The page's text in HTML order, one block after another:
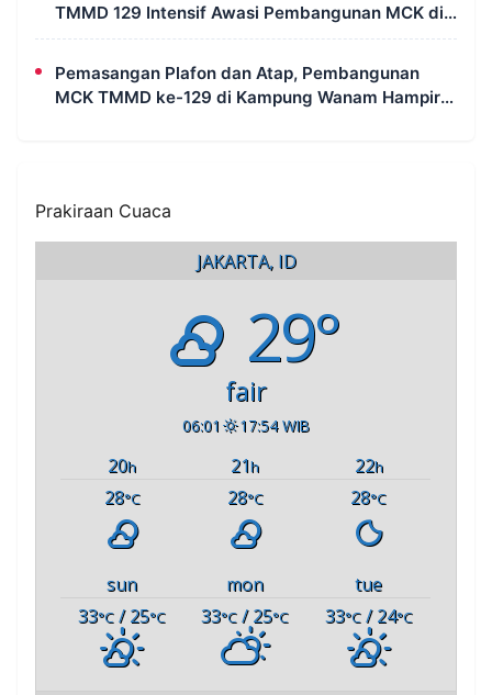
TMMD 129 Intensif Awasi Pembangunan MCK di
Wanam
Pemasangan Plafon dan Atap, Pembangunan
MCK TMMD ke-129 di Kampung Wanam Hampir
Prakiraan Cuaca
JAKARTA, ID
29°
fair
06:01 17:54 WIB
20h 21h 22h
28°C 28°C 28°C
sun mon
tue
33°C / 25°C 33°C / 25°C 33°C/ 24°C